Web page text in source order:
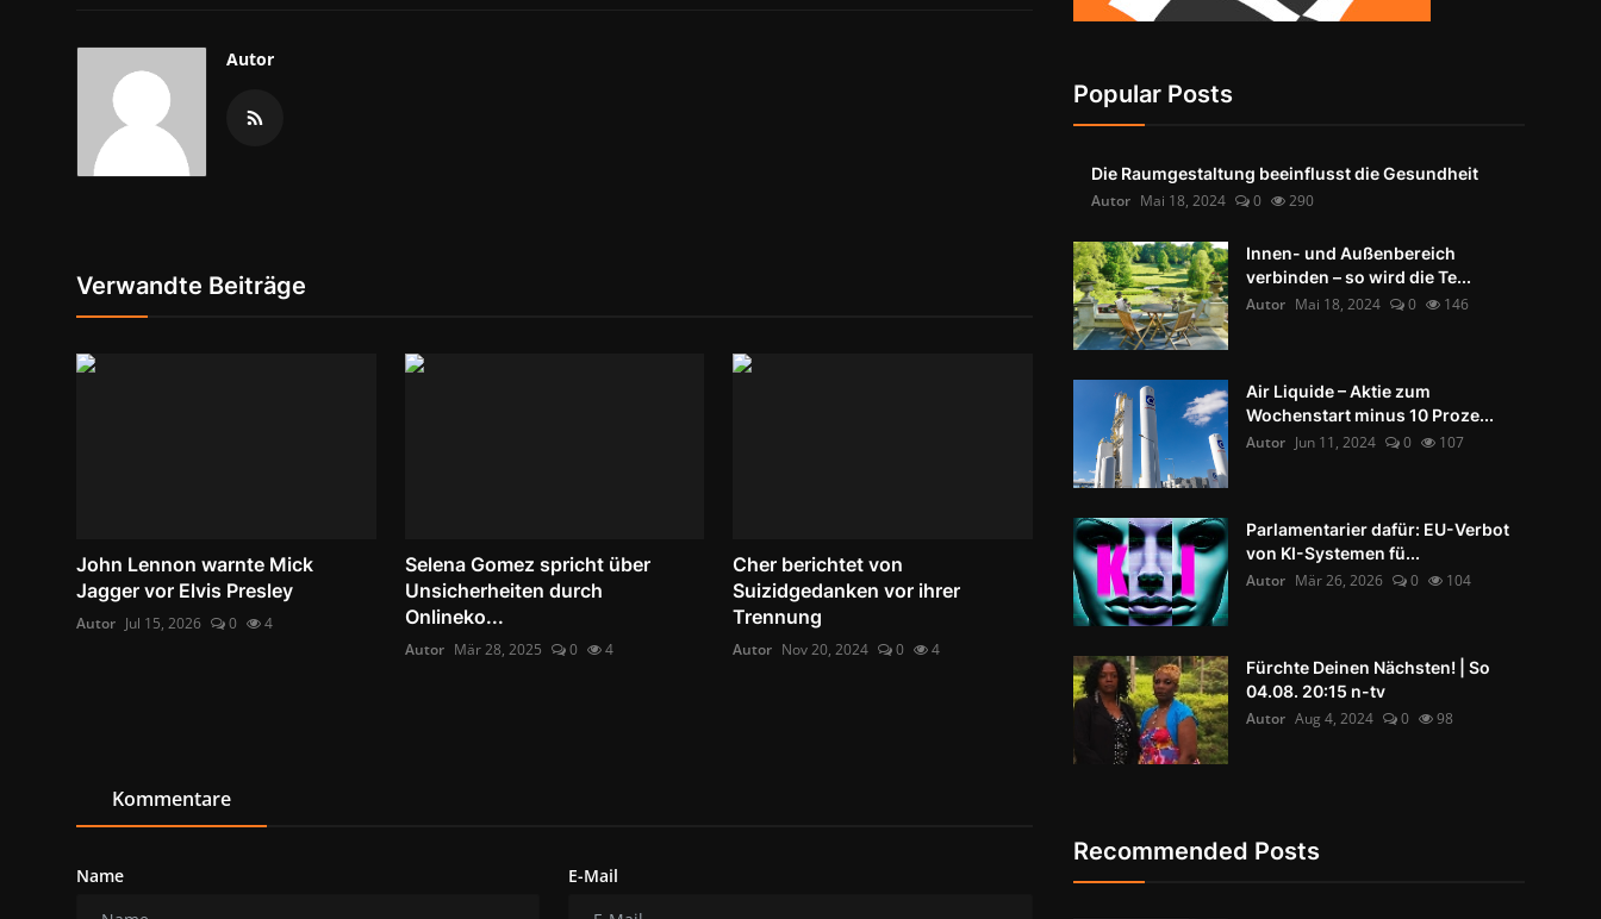
Autor
Verwandte Beiträge
John Lennon warnte Mick
Jagger vor Elvis Presley
Autor Jul 15, 2026 0 4
Selena Gomez spricht über
Unsicherheiten durch
Onlineko...
Autor Mär 28, 2025 0 4
Cher berichtet von
Suizidgedanken vor ihrer
Trennung
Autor Nov 20, 2024 0 4
Kommentare
Name E-Mail
Popular Posts
Die Raumgestaltung beeinflusst die Gesundheit
Autor Mai 18, 2024 0 290
Innen- und Außenbereich
verbinden – so wird die Te...
Autor Mai 18, 2024 0 146
Air Liquide – Aktie zum
Wochenstart minus 10 Proze...
Autor Jun 11, 2024 0 107
Parlamentarier dafür: EU-Verbot
von KI-Systemen fü...
Autor Mär 26, 2026 0 104
Fürchte Deinen Nächsten! | So
04.08. 20:15 n-tv
Autor Aug 4, 2024 0 98
Recommended Posts